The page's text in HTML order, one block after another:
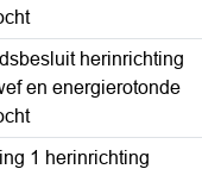
herinrichting
en energierotonde
1 herinrichting